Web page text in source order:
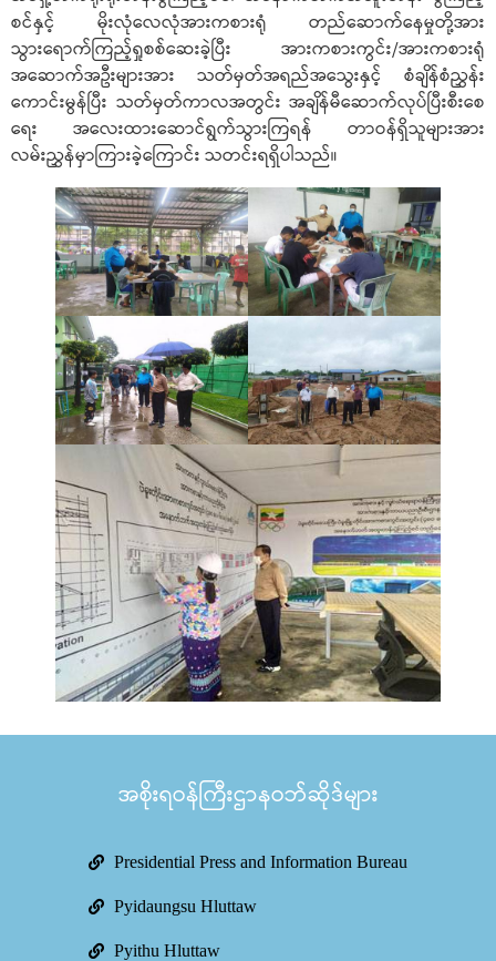
စင်နှင့် မိုးလုံလေလုံအားကစားရုံ တည်ဆောက်နေမှုတို့အား
သွားရောက်ကြည့်ရှုစစ်ဆေးခဲ့ပြီး အားကစားကွင်း/အားကစားရုံ
အဆောက်အဦးများအား သတ်မှတ်အရည်အသွေးနှင့် စံချိန်စံညွှန်း
ကောင်းမွန်ပြီး သတ်မှတ်ကာလအတွင်း အချိန်မီဆောက်လုပ်ပြီးစီးစေ
ရေး အလေးထားဆောင်ရွက်သွားကြရန် တာဝန်ရှိသူများအား
လမ်းညွှန်မှာကြားခဲ့ကြောင်း သတင်းရရှိပါသည်။
အစိုးရဝန်ကြီးဌာနဝဘ်ဆိုဒ်များ
Presidential Press and Information Bureau
Pyidaungsu Hluttaw
Pyithu Hluttaw